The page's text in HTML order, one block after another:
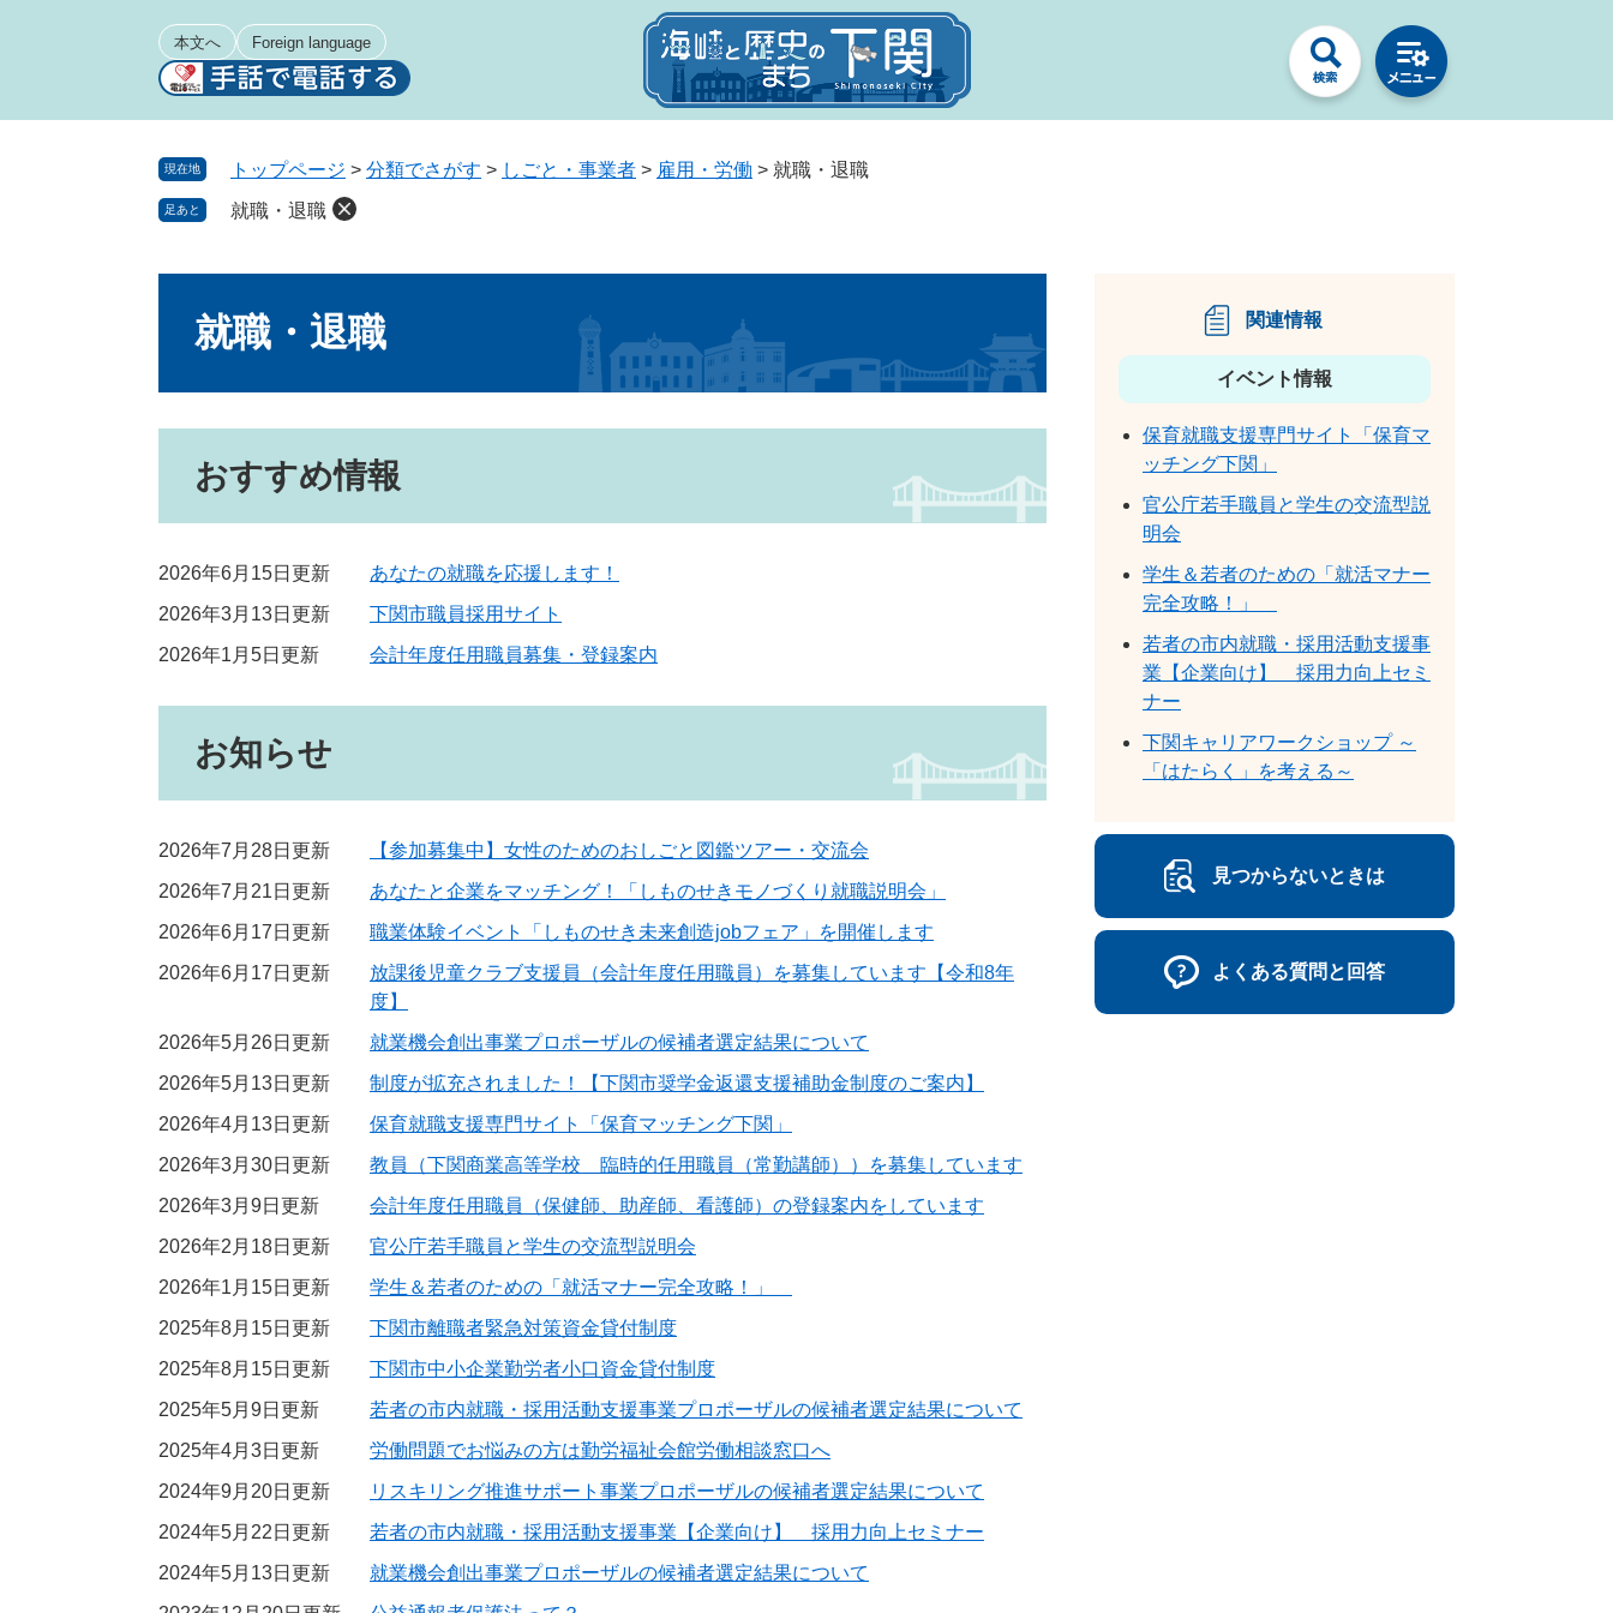
本文へ Foreign language
現在地 トップページ > 分類でさがす > しごと・事業者 > 雇用・労働 > 就職・退職
足あと 就職・退職
就職・退職
おすすめ情報
2026年6月15日更新
あなたの就職を応援します！
2026年3月13日更新
下関市職員採用サイト
2026年1月5日更新
会計年度任用職員募集・登録案内
お知らせ
2026年7月28日更新
【参加募集中】女性のためのおしごと図鑑ツアー・交流会
2026年7月21日更新
あなたと企業をマッチング！「しものせきモノづくり就職説明会」
2026年6月17日更新
職業体験イベント「しものせき未来創造jobフェア」を開催します
2026年6月17日更新
放課後児童クラブ支援員（会計年度任用職員）を募集しています【令和8年
度】
2026年5月26日更新
就業機会創出事業プロポーザルの候補者選定結果について
2026年5月13日更新
制度が拡充されました！【下関市奨学金返還支援補助金制度のご案内】
2026年4月13日更新
保育就職支援専門サイト「保育マッチング下関」
2026年3月30日更新
教員（下関商業高等学校 臨時的任用職員（常勤講師））を募集しています
2026年3月9日更新
会計年度任用職員（保健師、助産師、看護師）の登録案内をしています
2026年2月18日更新
官公庁若手職員と学生の交流型説明会
2026年1月15日更新
学生＆若者のための「就活マナー完全攻略！」
2025年8月15日更新
下関市離職者緊急対策資金貸付制度
2025年8月15日更新
下関市中小企業勤労者小口資金貸付制度
2025年5月9日更新
若者の市内就職・採用活動支援事業プロポーザルの候補者選定結果について
2025年4月3日更新
労働問題でお悩みの方は勤労福祉会館労働相談窓口へ
2024年9月20日更新
リスキリング推進サポート事業プロポーザルの候補者選定結果について
2024年5月22日更新
若者の市内就職・採用活動支援事業【企業向け】 採用力向上セミナー
2024年5月13日更新
就業機会創出事業プロポーザルの候補者選定結果について
関連情報
イベント情報
保育就職支援専門サイト「保育マ
ッチング下関」
官公庁若手職員と学生の交流型説
明会
学生＆若者のための「就活マナー
完全攻略！」
若者の市内就職・採用活動支援事
業【企業向け】 採用力向上セミ
ナー
下関キャリアワークショップ ～
「はたらく」を考える～
見つからないときは
よくある質問と回答